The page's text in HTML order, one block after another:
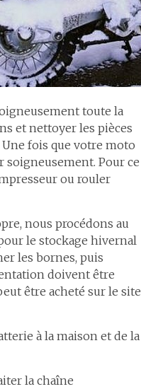
toute la
et nettoyer les pièces
fois que votre moto
soigneusement. Pour ce
ou rouler
nous procédons au
le stockage hivernal
les bornes, puis
doivent être
être acheté sur le site
à la maison et de la
la chaîne